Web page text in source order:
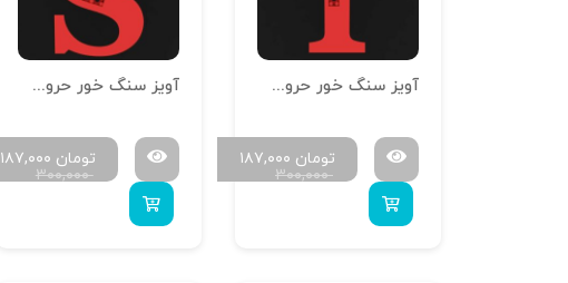
آویز سنگ خور حروف سایز کوچک H-MAYA-S-20
۳۰۰,۰۰۰
۱۸۷,۰۰۰ تومان
آویز سنگ خور حروف سایز کوچک H-MAYA-S-19
۳۰۰,۰۰۰
۱۸۷,۰۰۰ تومان